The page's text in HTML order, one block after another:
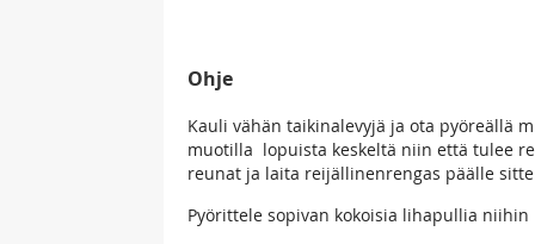
Ohje
Kauli vähän taikinalevyjä ja ota pyöreällä
muotilla lopuista keskeltä niin että tulee
reunat ja laita reijällinenrengas päälle
Pyörittele sopivan kokoisia lihapullia